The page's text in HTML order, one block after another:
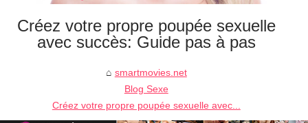
Créez votre propre poupée sexuelle
avec succès: Guide pas à pas
smartmovies.net
Blog Sexe
Créez votre propre poupée sexuelle avec...